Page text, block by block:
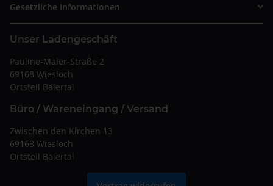
Gesetzliche Informationen
Unser Ladengeschäft
Pauline-Maier-Straße 2
69168 Wiesloch
Ortsteil Baiertal
Büro / Wareneingang / Versand
Zwischen den Kirchen 13
69168 Wiesloch
Ortsteil Baiertal